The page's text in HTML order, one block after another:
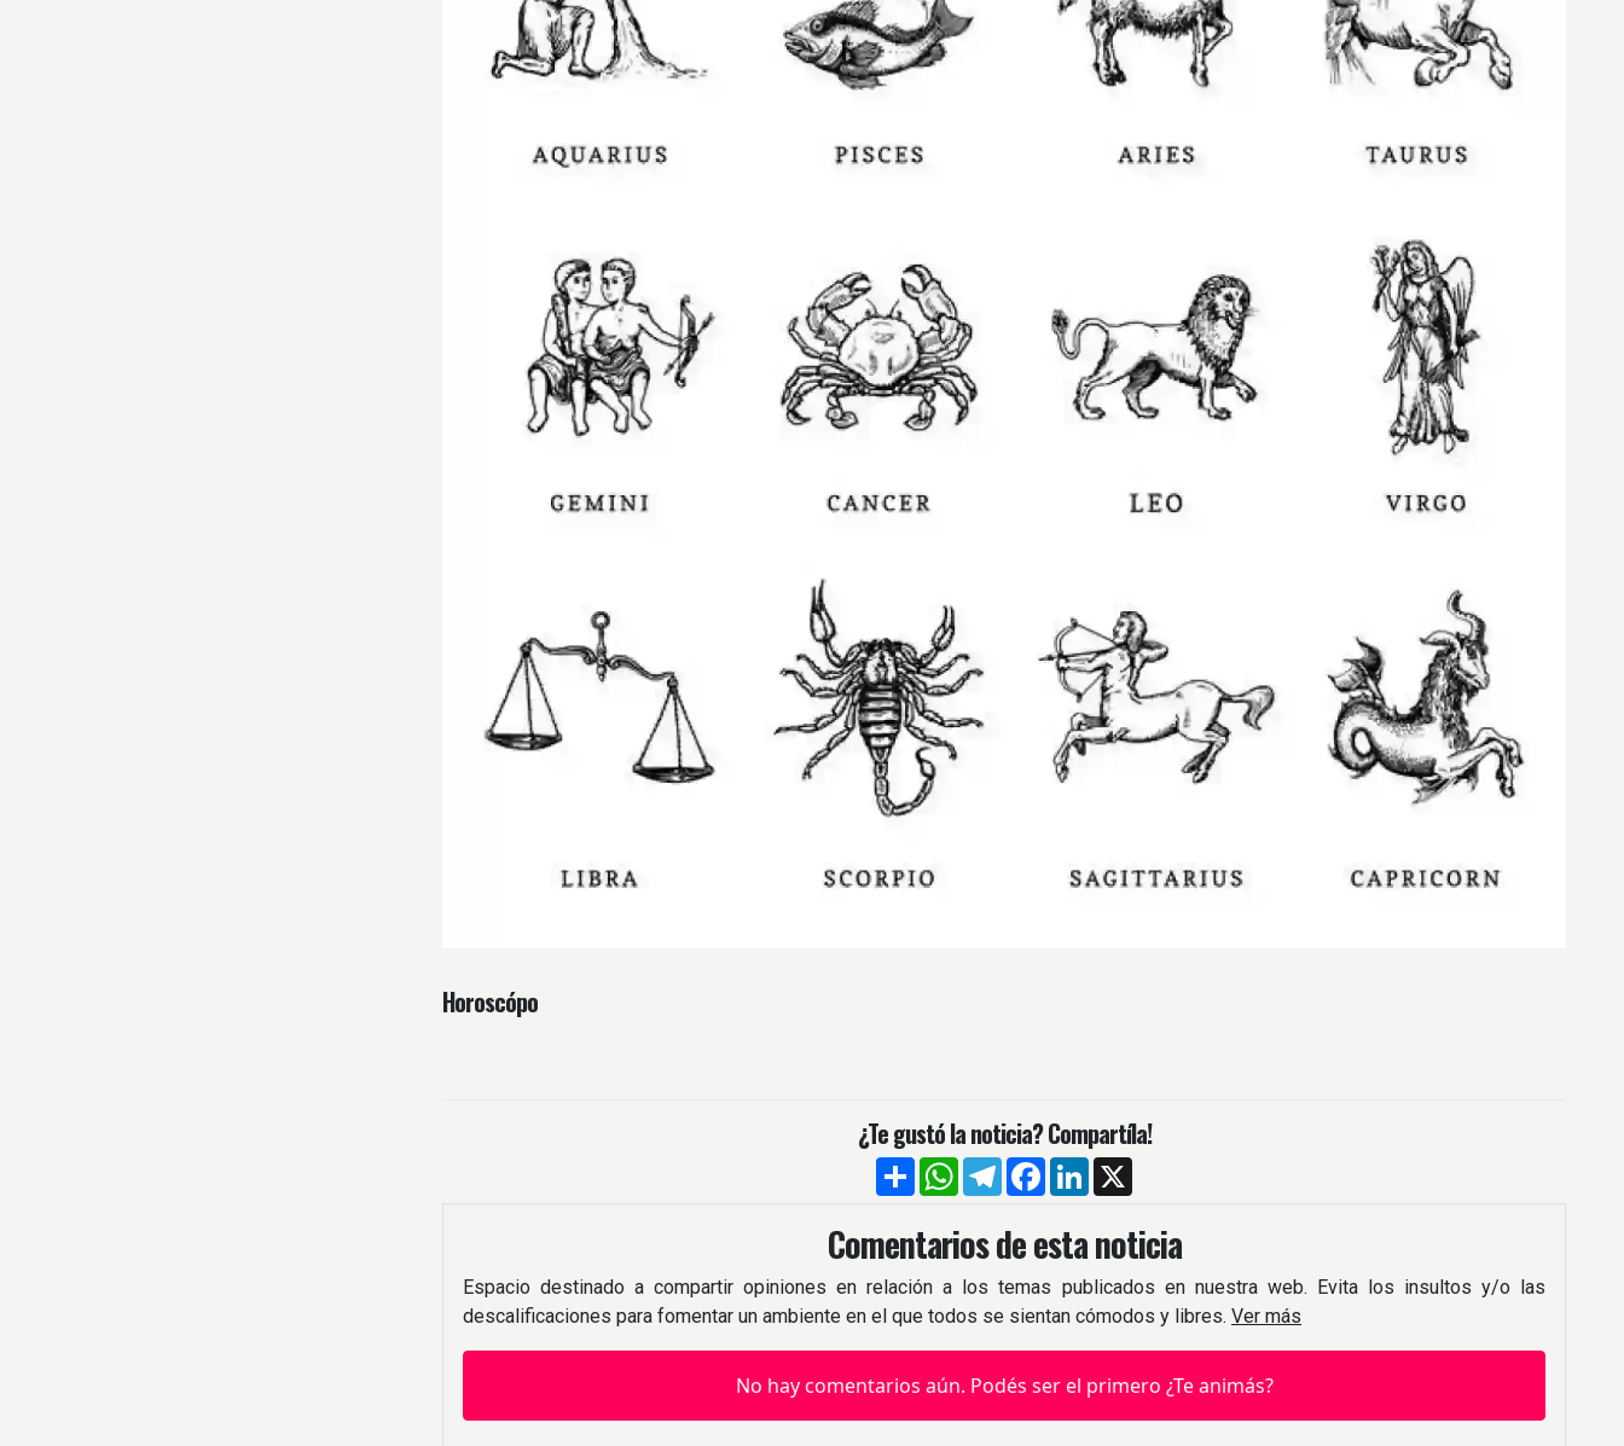
Horoscópo
¿Te gustó la noticia? Compartíla!
CompartirWhatsApp
TelegramFacebook
LinkedIn
Comentarios de esta noticia
Espacio destinado a compartir opiniones en relación a los temas publicados en nuestra web. Evita los insultos y/o las
descalificaciones para fomentar un ambiente en el que todos se sientan cómodos y libres. Ver más
No hay comentarios aún. Podés ser el primero ¿Te animás?